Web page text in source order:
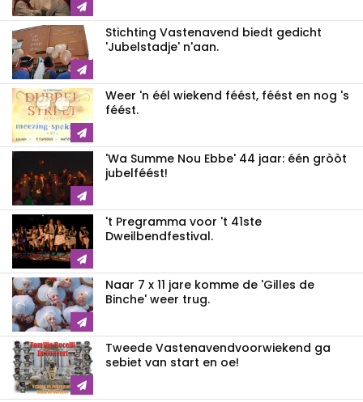
Stichting Vastenavend biedt gedicht
'Jubelstadje' n'aan.
Weer 'n éél wiekend féést, féést en nog 's
féést.
'Wa Summe Nou Ebbe' 44 jaar: één gròòt
jubelféést!
't Pregramma voor 't 41ste
Dweilbendfestival.
Naar 7 x 11 jare komme de 'Gilles de
Binche' weer trug.
Tweede Vastenavendvoorwiekend ga
sebiet van start en oe!